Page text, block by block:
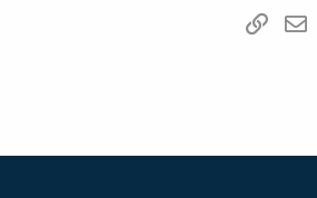
WhatsAppדואר אלקטרוני